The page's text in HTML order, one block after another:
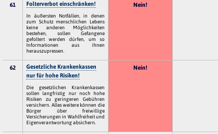
61 Folterverbot einschränken!
In äußersten Notfällen, in denen
zum Schutz menschlichen Lebens
keine anderen Möglichkeiten
bestehen, sollen Gefangene
gefoltert werden dürfen, um so
Informationen aus ihnen
herauszupressen.
Nein!
62
Gesetzliche Krankenkassen
nur für hohe Risiken!
Die gesetzlichen Krankenkassen
sollen langfristig nur noch hohe
Risiken zu geringeren Gebühren
versichern. Alles weitere können die
Bürger über freiwillige
Versicherungen in Wahlfreiheit und
Eigenverantwortung absichern.
Nein!